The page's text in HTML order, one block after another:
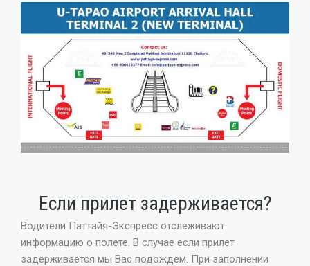
Если прилет задерживается?
Водители Паттайя-Экспресс отслеживают
информацию о полете. В случае если прилет
задерживается мы Вас подождем. При заполнении